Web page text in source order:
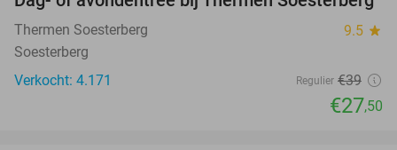
29%
Thermen Soesterberg 9.5 star
Soesterberg
Verkocht: 4.171
Regulier €39
€27,50